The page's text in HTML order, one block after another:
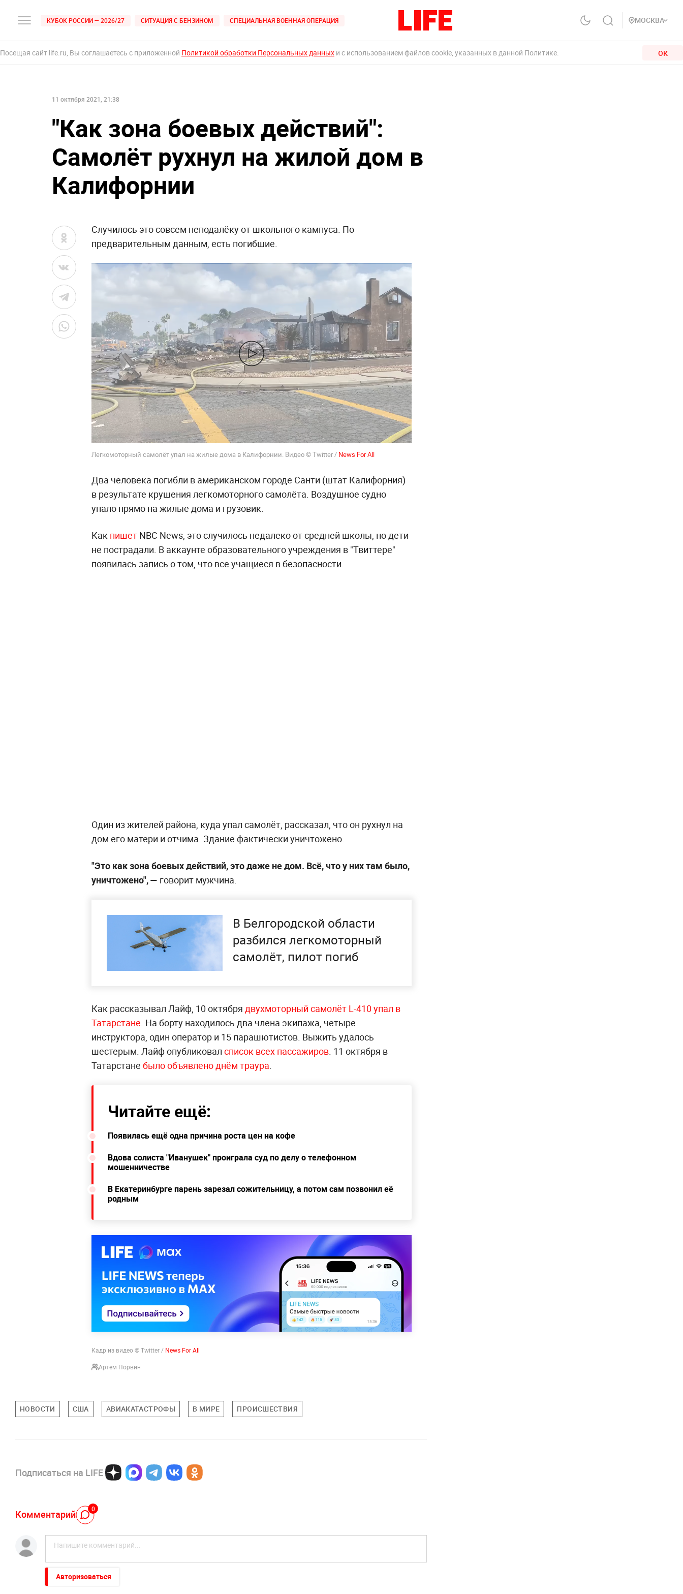
КУБОК РОССИИ — 2026/27 СИТУАЦИЯ С БЕНЗИНОМ СПЕЦИАЛЬНАЯ ВОЕННАЯ ОПЕРАЦИЯ МОСКВА
Посещая сайт life.ru, Вы соглашаетесь с приложенной Политикой обработки Персональных данных и с использованием файлов cookie, указанных в данной Политике. ОК
11 октября 2021, 21:38
"Как зона боевых действий":
Самолёт рухнул на жилой дом в
Калифорнии
Случилось это совсем неподалёку от школьного кампуса. По
предварительным данным, есть погибшие.
Легкомоторный самолёт упал на жилые дома в Калифорнии. Видео © Twitter / News For All
Два человека погибли в американском городе Санти (штат Калифорния)
в результате крушения легкомоторного самолёта. Воздушное судно
упало прямо на жилые дома и грузовик.
Как пишет NBC News, это случилось недалеко от средней школы, но дети
не пострадали. В аккаунте образовательного учреждения в "Твиттере"
появилась запись о том, что все учащиеся в безопасности.
Один из жителей района, куда упал самолёт, рассказал, что он рухнул на
дом его матери и отчима. Здание фактически уничтожено.
"Это как зона боевых действий, это даже не дом. Всё, что у них там было,
уничтожено",— говорит мужчина.
В Белгородской области
разбился легкомоторный
самолёт, пилот погиб
Как рассказывал Лайф, 10 октября двухмоторный самолёт L-410 упал в
Татарстане. На борту находилось два члена экипажа, четыре
инструктора, один оператор и 15 парашютистов. Выжить удалось
шестерым. Лайф опубликовал список всех пассажиров. 11 октября в
Татарстане было объявлено днём траура.
Читайте ещё:
Появилась ещё одна причина роста цен на кофе
Вдова солиста "Иванушек" проиграла суд по делу о телефонном
мошенничестве
В Екатеринбурге парень зарезал сожительницу, а потом сам позвонил её
родным
Кадр из видео © Twitter / News For All
Артем Порвин
НОВОСТИ США АВИАКАТАСТРОФЫ В МИРЕ ПРОИСШЕСТВИЯ
Подписаться на LIFE
Комментарий 0
Авторизоваться